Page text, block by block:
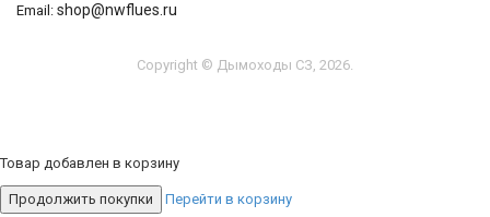
Email: shop@nwflues.ru
Copyright © Дымоходы СЗ, 2026.
Товар добавлен в корзину
Продолжить покупки Перейти в корзину